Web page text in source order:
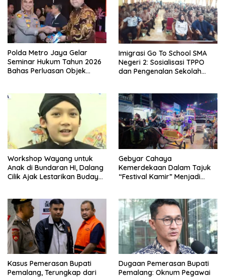
Polda Metro Jaya Gelar
Seminar Hukum Tahun 2026
Bahas Perluasan Objek
Imigrasi Go To School SMA
Negeri 2: Sosialisasi TPPO
dan Pengenalan Sekolah
Workshop Wayang untuk
Anak di Bundaran HI, Dalang
Cilik Ajak Lestarikan Budaya
Gebyar Cahaya
Kemerdekaan Dalam Tajuk
“Festival Kamir” Menjadi
Kasus Pemerasan Bupati
Pemalang, Terungkap dari
Dugaan Pemerasan Bupati
Pemalang: Oknum Pegawai